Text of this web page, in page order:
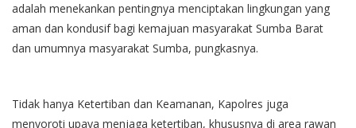
adalah menekankan pentingnya menciptakan lingkungan yang
aman dan kondusif bagi kemajuan masyarakat Sumba Barat
dan umumnya masyarakat Sumba, pungkasnya.
Tidak hanya Ketertiban dan Keamanan, Kapolres juga
menyoroti upaya menjaga ketertiban, khususnya di area rawan